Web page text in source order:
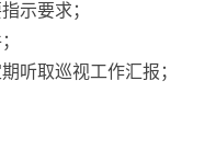
示要求；
听取巡视工作汇报；